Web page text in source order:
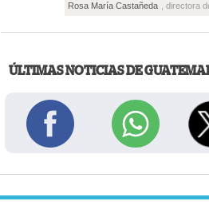
Rosa María Castañeda , directora
ÚLTIMAS NOTICIAS DE